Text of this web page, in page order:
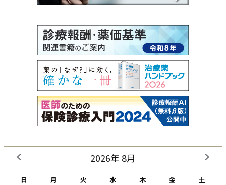
2026年 8月
日 月 火 水 木 金 土